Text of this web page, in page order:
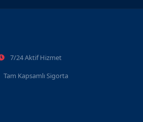
7/24 Aktif Hizmet
Tam Kapsamlı Sigorta